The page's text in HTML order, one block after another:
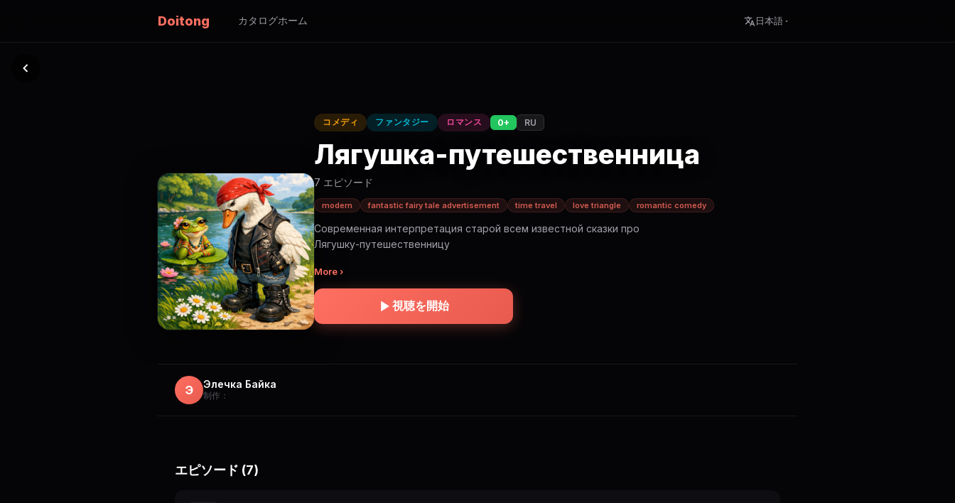
Doitong カタログホーム 日本語
コメディ ファンタジー ロマンス 0+ RU
Лягушка-путешественница
7 エピソード
modern fantastic fairy tale advertisement time travel love triangle romantic comedy
Современная интерпретация старой всем известной сказки про
Лягушку-путешественницу
More ›
視聴を開始
Э Элечка Байка
制作：
エピソード (7)